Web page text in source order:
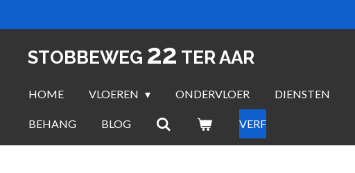
hoofdinhoud
STOBBEWEG 22 TER AAR
HOME VLOEREN ONDERVLOER DIENSTEN
BEHANG BLOG VERF